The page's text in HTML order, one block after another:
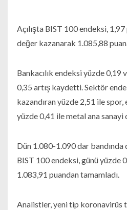
Açılışta BIST 100 endeksi,
değer kazanarak 1.085,88
Bankacılık endeksi yüzde 0,19
0,35 artış kaydetti. Sektör
kazandıran yüzde 2,51 ile spor,
yüzde 0,41 ile metal ana sanayi
Dün 1.080-1.090 dar bandında
BIST 100 endeksi, günü yüzde
1.083,91 puandan tamamladı.
Analistler, yeni tip koronavirüs